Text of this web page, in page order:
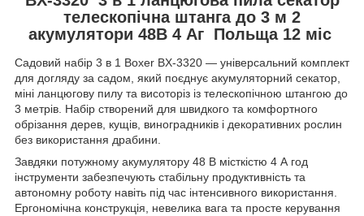
телескопічна штанга до 3 м 2
акумулятори 48В 4 Аг Польща 12 міс
Садовий набір 3 в 1 Boxer BX-3320 — універсальний комплект
для догляду за садом, який поєднує акумуляторний секатор,
міні ланцюгову пилу та висоторіз із телескопічною штангою до
3 метрів. Набір створений для швидкого та комфортного
обрізання дерев, кущів, виноградників і декоративних рослин
без використання драбини.
Завдяки потужному акумулятору 48 В місткістю 4 А год
інструменти забезпечують стабільну продуктивність та
автономну роботу навіть під час інтенсивного використання.
Ергономічна конструкція, невелика вага та просте керування